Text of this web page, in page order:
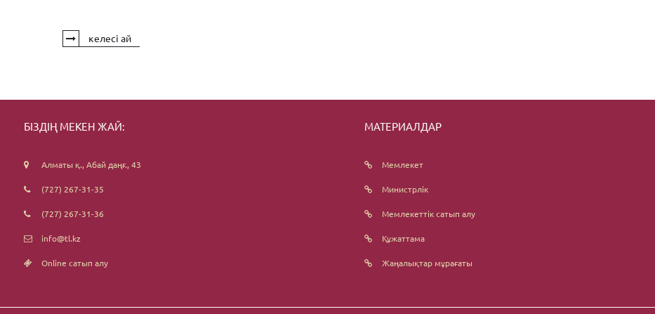
келесі ай
БІЗДІҢ МЕКЕН ЖАЙ:
Алматы қ., Абай даңғ., 43
(727) 267-31-35
(727) 267-31-36
info@tl.kz
Online сатып алу
МАТЕРИАЛДАР
Мемлекет
Министрлік
Мемлекеттік сатып алу
Құжаттама
Жаңалықтар мұрағаты